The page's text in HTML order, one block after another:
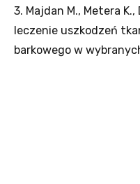
3. Majdan M., Metera
leczenie uszkodzeń
barkowego w